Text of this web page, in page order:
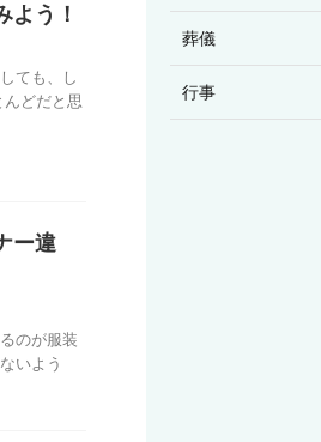
よう！
ても、し
どだと思
ー違
のが服装
いよう
葬儀
行事